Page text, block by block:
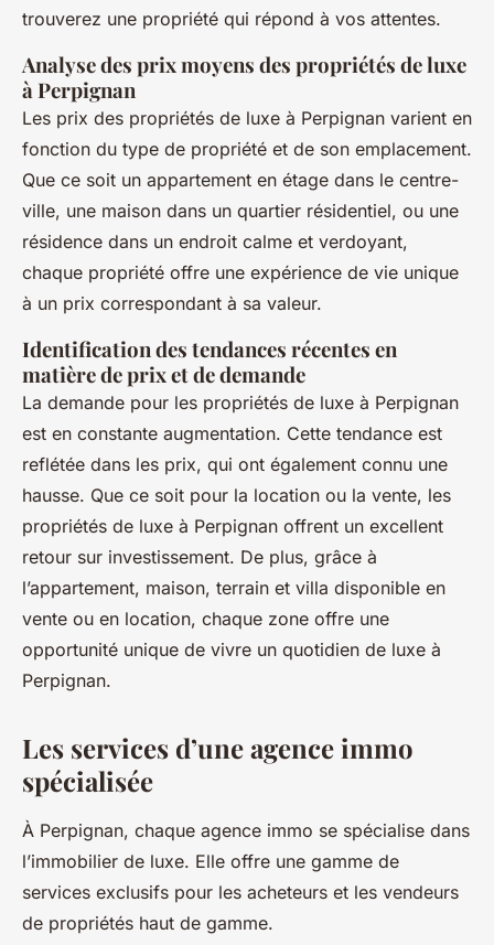
trouverez une propriété qui répond à vos attentes.
Analyse des prix moyens des propriétés de luxe
à Perpignan
Les prix des propriétés de luxe à Perpignan varient en
fonction du type de propriété et de son emplacement.
Que ce soit un appartement en étage dans le centre-
ville, une maison dans un quartier résidentiel, ou une
résidence dans un endroit calme et verdoyant,
chaque propriété offre une expérience de vie unique
à un prix correspondant à sa valeur.
Identification des tendances récentes en
matière de prix et de demande
La demande pour les propriétés de luxe à Perpignan
est en constante augmentation. Cette tendance est
reflétée dans les prix, qui ont également connu une
hausse. Que ce soit pour la location ou la vente, les
propriétés de luxe à Perpignan offrent un excellent
retour sur investissement. De plus, grâce à
l’appartement, maison, terrain et villa disponible en
vente ou en location, chaque zone offre une
opportunité unique de vivre un quotidien de luxe à
Perpignan.
Les services d’une agence immo
spécialisée
À Perpignan, chaque agence immo se spécialise dans
l’immobilier de luxe. Elle offre une gamme de
services exclusifs pour les acheteurs et les vendeurs
de propriétés haut de gamme.